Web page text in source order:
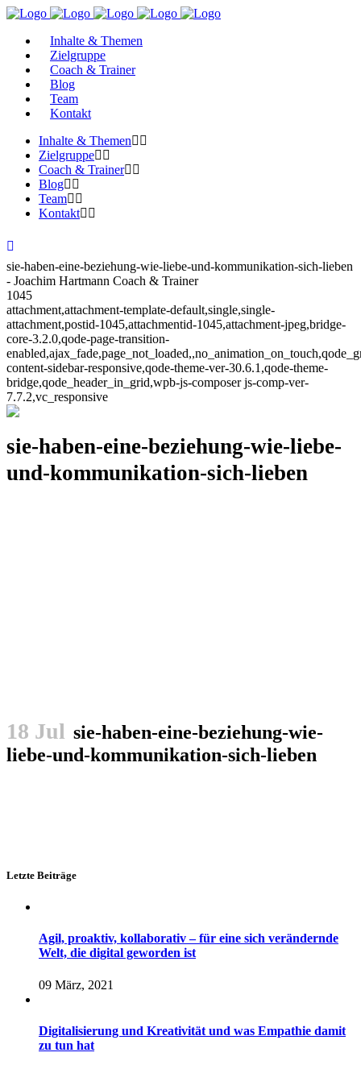
Inhalte & Themen
Zielgruppe
Coach & Trainer
Blog
Team
Kontakt
Inhalte & Themen
Zielgruppe
Coach & Trainer
Blog
Team
Kontakt
sie-haben-eine-beziehung-wie-liebe-und-kommunikation-sich-lieben
- Joachim Hartmann Coach & Trainer
1045
attachment,attachment-template-default,single,single-
attachment,postid-1045,attachmentid-1045,attachment-jpeg,bridge-
core-3.2.0,qode-page-transition-
content-sidebar-responsive,qode-theme-ver-30.6.1,qode-theme-
bridge,qode_header_in_grid,wpb-js-composer js-comp-ver-
7.7.2,vc_responsive
sie-haben-eine-beziehung-wie-liebe-
und-kommunikation-sich-lieben
18 Jul sie-haben-eine-beziehung-wie-
liebe-und-kommunikation-sich-lieben
Letzte Beiträge
Agil, proaktiv, kollaborativ – für eine sich verändernde
Welt, die digital geworden ist
09 März, 2021
Digitalisierung und Kreativität und was Empathie damit
zu tun hat